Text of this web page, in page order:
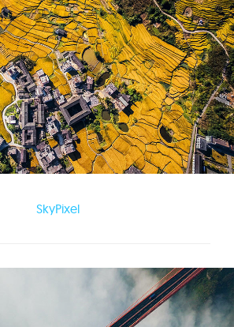
SkyPixel